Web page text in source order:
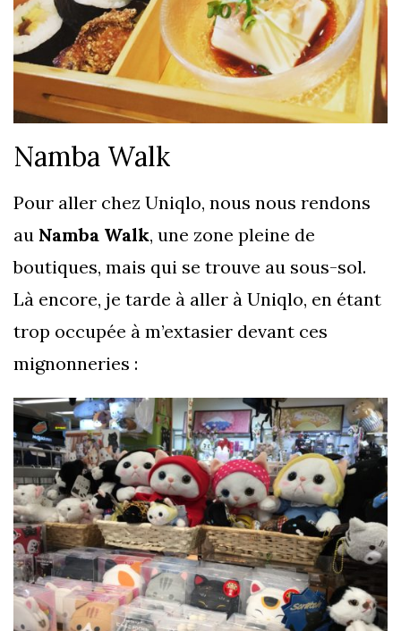
Namba Walk
Pour aller chez Uniqlo, nous nous rendons
au Namba Walk, une zone pleine de
boutiques, mais qui se trouve au sous-sol.
Là encore, je tarde à aller à Uniqlo, en étant
trop occupée à m’extasier devant ces
mignonneries :